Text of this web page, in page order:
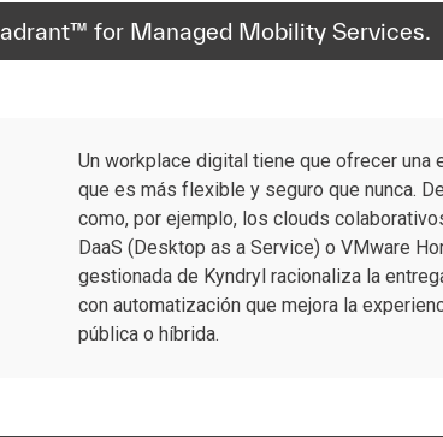
for Managed Mobility Services.
Un workplace digital tiene que ofrecer
que es más flexible y seguro que nunca.
como, por ejemplo, los clouds
DaaS (Desktop as a Service) o VMware
gestionada de Kyndryl racionaliza la
con automatización que mejora la
pública o híbrida.